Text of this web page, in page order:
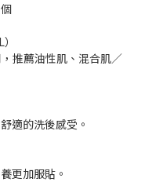
推薦油性肌、混合肌／
適的洗後感受。
更加服貼。